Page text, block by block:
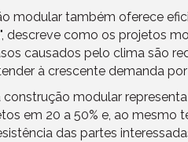
modular também oferece
como os projetos
causados pelo clima são
à crescente demanda
modular
em 20 a 50% e, ao
das partes